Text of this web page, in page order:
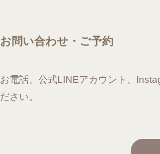
お問い合わせ・ご予約
お電話、公式LINEアカウント、
ださい。